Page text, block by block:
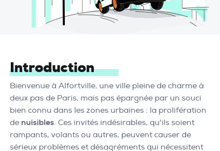
Introduction
Bienvenue à Alfortville, une ville pleine de charme à
deux pas de Paris, mais pas épargnée par un souci
bien connu dans les zones urbaines : la prolifération
de nuisibles. Ces invités indésirables, qu'ils soient
rampants, volants ou autres, peuvent causer de
sérieux problèmes et désagréments qui nécessitent